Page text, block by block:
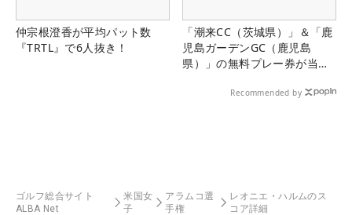
仲宗根澄香が平均パット数
『TRTL』で6人抜き！
「潮来CC（茨城県）」＆「鹿
児島ガーデンGC（鹿児島
県）」の無料プレー券が当た
Recommended by
ゴルフ総合サイト
ALBA Net
米国女
子
アラムコ選
手権
レオニエ・ハルムのス
コア詳細